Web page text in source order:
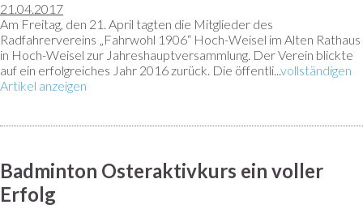
21.04.2017
Am Freitag, den 21. April tagten die Mitglieder des
Radfahrervereins „Fahrwohl 1906“ Hoch-Weisel im Alten Rathaus
in Hoch-Weisel zur Jahreshauptversammlung. Der Verein blickte
auf ein erfolgreiches Jahr 2016 zurück. Die öffentli...vollständigen
Artikel anzeigen
Badminton Osteraktivkurs ein voller
Erfolg